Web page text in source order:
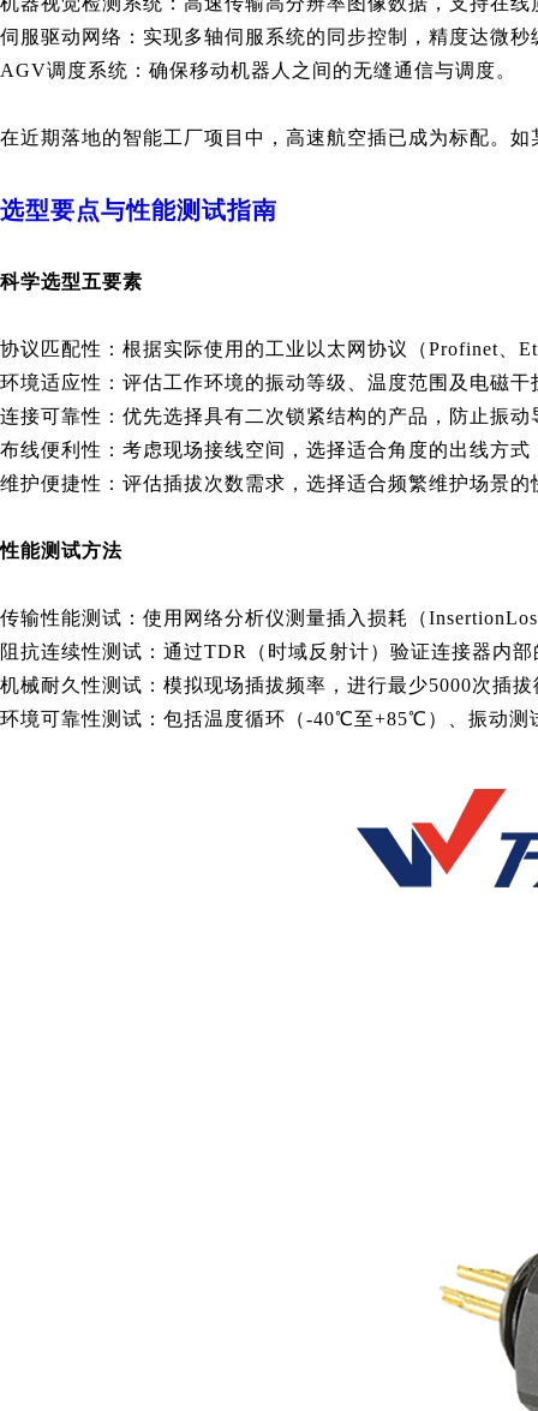
伺服驱动网络：实现多轴伺服系统的同步控制，精度达微秒
AGV调度系统：确保移动机器人之间的无缝通信与调度。
在近期落地的智能工厂项目中，高速航空插已成为标配。
选型要点与性能测试指南
科学选型五要素
协议匹配性：根据实际使用的工业以太网协议（Profinet、
环境适应性：评估工作环境的振动等级、温度范围及电磁干
连接可靠性：优先选择具有二次锁紧结构的产品，防止振动
布线便利性：考虑现场接线空间，选择适合角度的出线方式
维护便捷性：评估插拔次数需求，选择适合频繁维护场景的
性能测试方法
传输性能测试：使用网络分析仪测量插入损耗（
阻抗连续性测试：通过TDR（时域反射计）验证连接器内
机械耐久性测试：模拟现场插拔频率，进行最少5000次插
环境可靠性测试：包括温度循环（-40℃至+85℃）、振动测